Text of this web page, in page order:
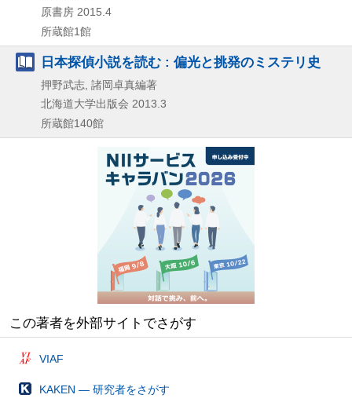
原書房 2015.4
所蔵館1館
日本探偵小説を読む : 偏光と挑発のミステリ史
押野武志, 諸岡卓真編著
北海道大学出版会 2013.3
所蔵館140館
この著者を外部サイトでさがす
VIAF
KAKEN — 研究者をさがす